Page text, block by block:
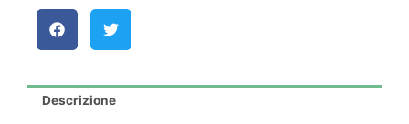
Descrizione